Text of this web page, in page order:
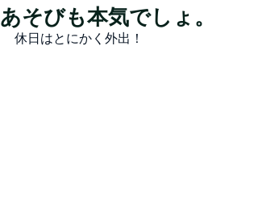
あそびも本気でしょ。
休日はとにかく外出！